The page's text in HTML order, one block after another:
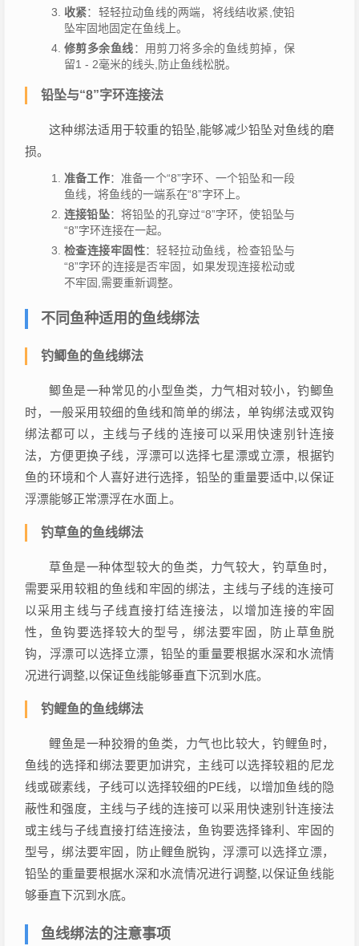
收紧：轻轻拉动鱼线的两端，将线结收紧,使铅
坠牢固地固定在鱼线上。
修剪多余鱼线：用剪刀将多余的鱼线剪掉，保
留1 - 2毫米的线头,防止鱼线松脱。
铅坠与“8”字环连接法
这种绑法适用于较重的铅坠,能够减少铅坠对鱼线的磨
损。
准备工作：准备一个“8”字环、一个铅坠和一段
鱼线，将鱼线的一端系在“8”字环上。
连接铅坠：将铅坠的孔穿过“8”字环，使铅坠与
“8”字环连接在一起。
检查连接牢固性：轻轻拉动鱼线，检查铅坠与
“8”字环的连接是否牢固，如果发现连接松动或
不牢固,需要重新调整。
不同鱼种适用的鱼线绑法
钓鲫鱼的鱼线绑法
鲫鱼是一种常见的小型鱼类，力气相对较小，钓鲫鱼
时，一般采用较细的鱼线和简单的绑法，单钩绑法或双钩
绑法都可以，主线与子线的连接可以采用快速别针连接
法，方便更换子线，浮漂可以选择七星漂或立漂，根据钓
鱼的环境和个人喜好进行选择，铅坠的重量要适中,以保证
浮漂能够正常漂浮在水面上。
钓草鱼的鱼线绑法
草鱼是一种体型较大的鱼类，力气较大，钓草鱼时，
需要采用较粗的鱼线和牢固的绑法，主线与子线的连接可
以采用主线与子线直接打结连接法，以增加连接的牢固
性，鱼钩要选择较大的型号，绑法要牢固，防止草鱼脱
钩，浮漂可以选择立漂，铅坠的重量要根据水深和水流情
况进行调整,以保证鱼线能够垂直下沉到水底。
钓鲤鱼的鱼线绑法
鲤鱼是一种狡猾的鱼类，力气也比较大，钓鲤鱼时，
鱼线的选择和绑法要更加讲究，主线可以选择较粗的尼龙
线或碳素线，子线可以选择较细的PE线，以增加鱼线的隐
蔽性和强度，主线与子线的连接可以采用快速别针连接法
或主线与子线直接打结连接法，鱼钩要选择锋利、牢固的
型号，绑法要牢固，防止鲤鱼脱钩，浮漂可以选择立漂，
铅坠的重量要根据水深和水流情况进行调整,以保证鱼线能
够垂直下沉到水底。
鱼线绑法的注意事项